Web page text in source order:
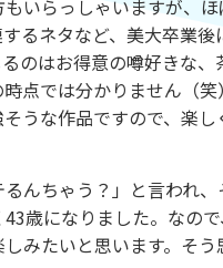
いらっしゃいますが、
るネタなど、美大卒業
のはお得意の噂好きな
点では分かりません（笑
うな作品ですので、楽し
んちゃう？」と言われ
歳になりました。なの
みたいと思います。そ